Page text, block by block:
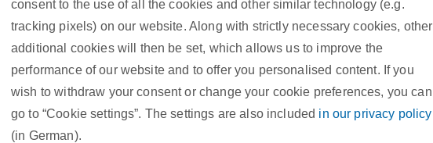
consent to the use of all the cookies and other similar technology (e.g.
tracking pixels) on our website. Along with strictly necessary cookies, other
additional cookies will then be set, which allows us to improve the
performance of our website and to offer you personalised content. If you
wish to withdraw your consent or change your cookie preferences, you can
go to “Cookie settings”. The settings are also included in our privacy policy
(in German).
Stellenangebote
Werden Sie Teil unseres Teams!